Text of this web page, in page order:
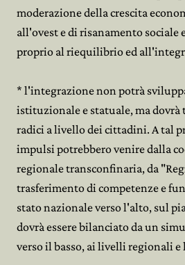
moderazione della crescita
all'ovest e di risanamento sociale
proprio al riequilibrio ed
* l'integrazione non potrà
istituzionale e statuale, ma dovrà
radici a livello dei cittadini. A tal
impulsi potrebbero venire dalla
regionale transconfinaria, da
trasferimento di competenze e
stato nazionale verso l'alto, sul
dovrà essere bilanciato da un
verso il basso, ai livelli regionali e